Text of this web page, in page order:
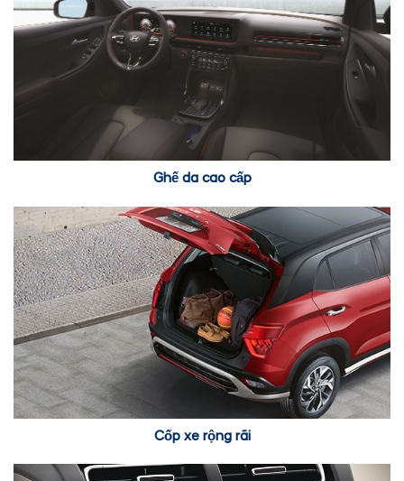
Ghế da cao cấp
Cốp xe rộng rãi